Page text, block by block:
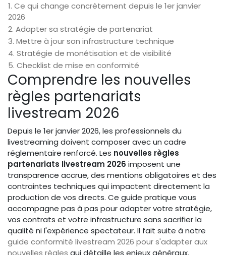
1. Ce qui change concrètement depuis le 1er janvier
2026
2. Adapter sa stratégie de partenariat
3. Mettre à jour son infrastructure technique
4. Stratégie de monétisation et de visibilité
5. Checklist de mise en conformité
Comprendre les nouvelles
règles partenariats
livestream 2026
Depuis le 1er janvier 2026, les professionnels du
livestreaming doivent composer avec un cadre
réglementaire renforcé. Les nouvelles règles
partenariats livestream 2026 imposent une
transparence accrue, des mentions obligatoires et des
contraintes techniques qui impactent directement la
production de vos directs. Ce guide pratique vous
accompagne pas à pas pour adapter votre stratégie,
vos contrats et votre infrastructure sans sacrifier la
qualité ni l'expérience spectateur. Il fait suite à notre
guide conformité livestream 2026 pour s'adapter aux
nouvelles règles qui détaille les enjeux généraux.